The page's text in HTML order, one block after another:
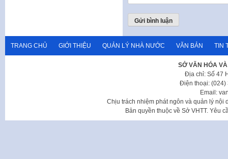
TRANG CHỦ GIỚI THIỆU QUẢN LÝ NHÀ NƯỚC VĂN BẢN TIN
SỞ VĂN HÓA
Địa chỉ: Số 47
Điện thoại: (024)
Email:
Chịu trách nhiệm phát ngôn và quản lý nội
Bản quyền thuộc về Sở VHTT. Yêu